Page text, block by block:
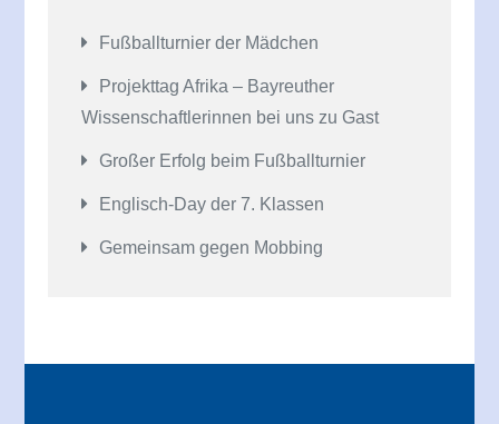
Fußballturnier der Mädchen
Projekttag Afrika – Bayreuther
Wissenschaftlerinnen bei uns zu Gast
Großer Erfolg beim Fußballturnier
Englisch-Day der 7. Klassen
Gemeinsam gegen Mobbing